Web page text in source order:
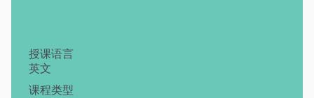
授课语言
英文
课程类型